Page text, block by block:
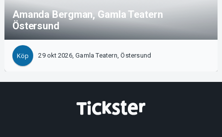
Amanda Bergman, Gamla Teatern
Östersund
Köp 29 okt 2026, Gamla Teatern, Östersund